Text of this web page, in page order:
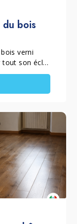
bois
verni
son éclat
a perdu sa
à cause
est
rénover un
superficiel,
de la
bien aux
vernis
à la
a
VERNICIATO
complètes